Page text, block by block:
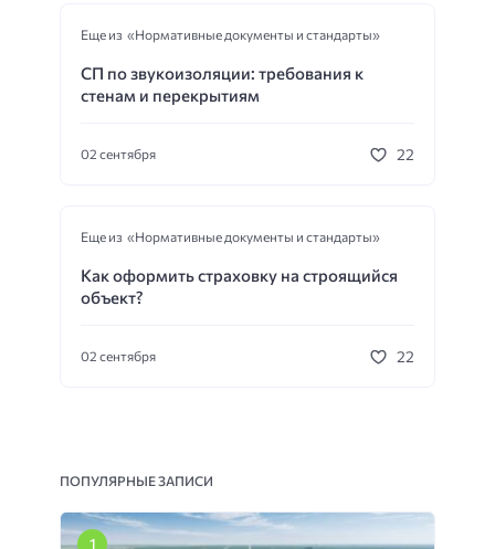
Еще из «Нормативные документы и стандарты»
СП по звукоизоляции: требования к
стенам и перекрытиям
02 сентября 22
Еще из «Нормативные документы и стандарты»
Как оформить страховку на строящийся
объект?
02 сентября 22
ПОПУЛЯРНЫЕ ЗАПИСИ